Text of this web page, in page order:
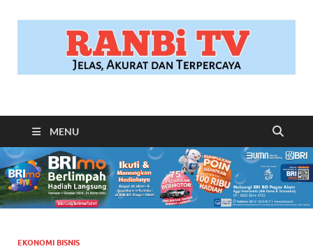
RANBITV.COM
MENU
EKONOMI BISNIS